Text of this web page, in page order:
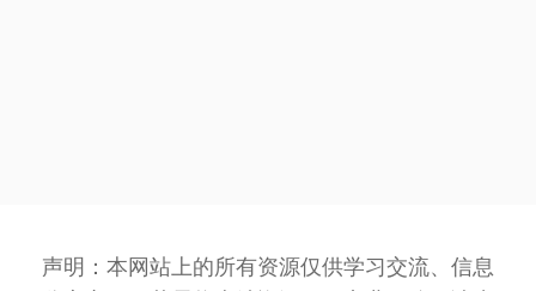
声明：本网站上的所有资源仅供学习交流、信息